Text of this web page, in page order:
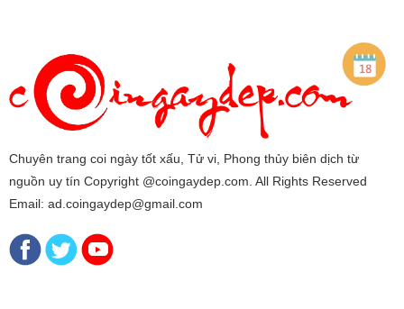
Chuyên trang coi ngày tốt xấu, Tử vi, Phong thủy biên dịch từ
nguồn uy tín Copyright @coingaydep.com. All Rights Reserved
Email: ad.coingaydep@gmail.com